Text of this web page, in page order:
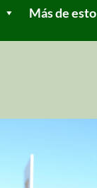
Más de esto